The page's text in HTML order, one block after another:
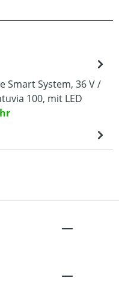
Smart System, 36 V /
100, mit LED